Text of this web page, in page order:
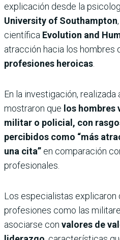
explicación desde la
University of Southampton
científica Evolution and
atracción hacia los hombres
profesiones heroicas
En la investigación,
mostraron que los
militar o policial, con
percibidos como “más
una cita” en comparación
profesionales.
Los especialistas explicaron
profesiones como las
asociarse con valores de